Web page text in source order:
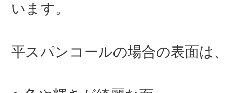
います。
平スパンコールの場合の表面は